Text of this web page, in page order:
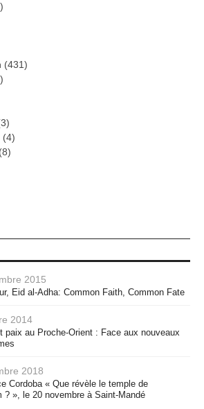
(431)
(4)
(8)
2015
Eid al-Adha: Common Faith, Common Fate
2014
paix au Proche-Orient : Face aux nouveaux
2018
Cordoba « Que révèle le temple de
? », le 20 novembre à Saint-Mandé